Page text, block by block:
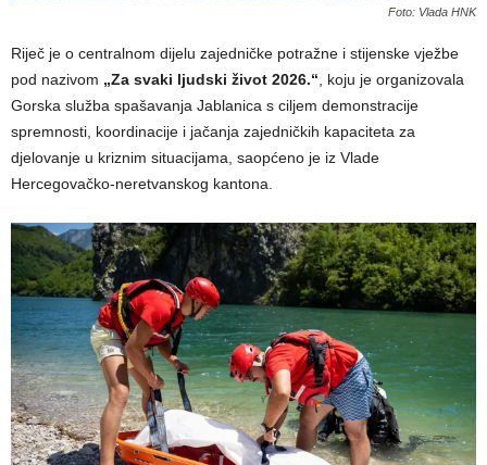
Foto: Vlada HNK
Riječ je o centralnom dijelu zajedničke potražne i stijenske vježbe
pod nazivom „Za svaki ljudski život 2026.“ , koju je organizovala
Gorska služba spašavanja Jablanica s ciljem demonstracije
spremnosti, koordinacije i jačanja zajedničkih kapaciteta za
djelovanje u kriznim situacijama, saopćeno je iz Vlade
Hercegovačko-neretvanskog kantona.